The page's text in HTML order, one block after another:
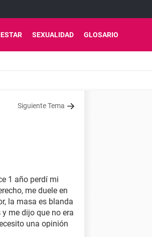
SEXUALIDAD GLOSARIO
Siguiente Tema
1 año perdí mi
me duele en
la masa es blanda
me dijo que no era
una opinión